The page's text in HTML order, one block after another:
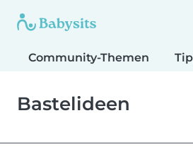
Community-Themen
Bastelideen